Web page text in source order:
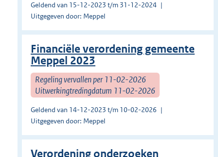
Geldend van 15-12-2023 t/m 31-12-2024
Uitgegeven door: Meppel
Financiële verordening gemeente
Meppel 2023
Regeling vervallen per 11-02-2026
Uitwerkingtredingdatum 11-02-2026
Geldend van 14-12-2023 t/m 10-02-2026
Uitgegeven door: Meppel
Verordening onderzoeken